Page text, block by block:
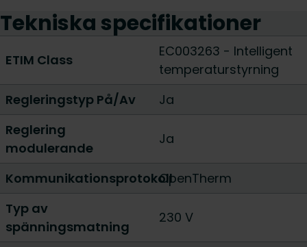
Tekniska specifikationer
ETIM Class
EC003263 - Intelligent
temperaturstyrning
Regleringstyp På/Av
Ja
Reglering
modulerande
Ja
KommunikationsprotokollOpenTherm
Typ av
spänningsmatning
230 V